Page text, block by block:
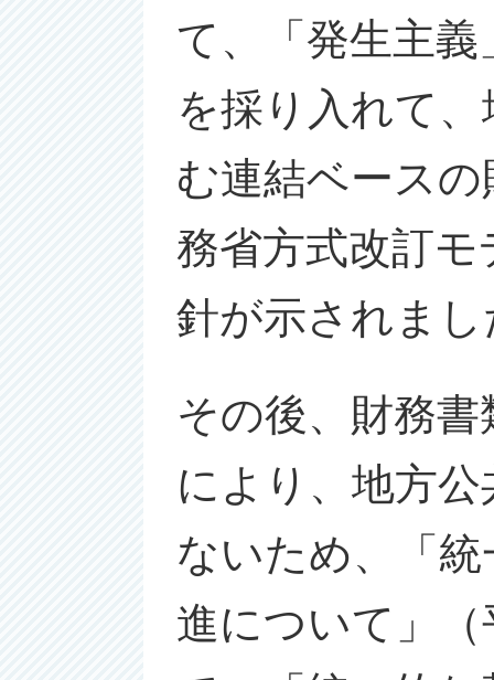
て、「発生主
を採り入れて
む連結ベース
務省方式改訂
針が示されまし
その後、財務
により、地方
ないため、「
進について」